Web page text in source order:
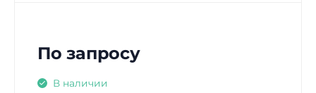
По запросу
В наличии